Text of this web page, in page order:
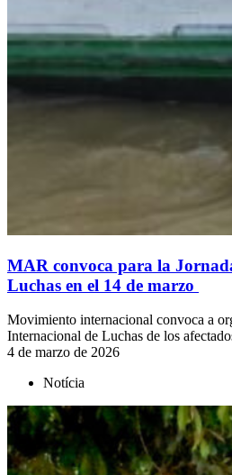
MAR convoca para la
Luchas en el 14 de marzo
Movimiento internacional convoca a
Internacional de Luchas de los
4 de marzo de 2026
Notícia